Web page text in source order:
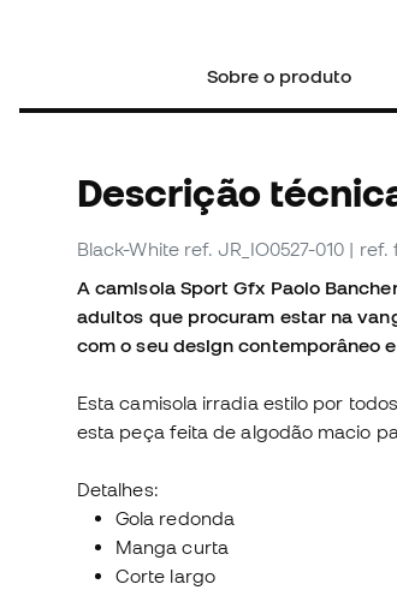
Sobre o produto
Descrição
Black-White ref. JR_IO0527-010 | ref.
A camisola Sport Gfx Paolo
adultos que procuram estar na
com o seu design contemporâneo
Esta camisola irradia estilo por
esta peça feita de algodão macio
Detalhes:
Gola redonda
Manga curta
Corte largo